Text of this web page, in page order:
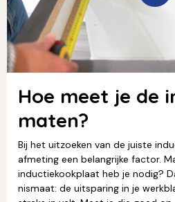
Hoe meet je de
maten?
Bij het uitzoeken van de juiste
afmeting een belangrijke factor.
inductiekookplaat heb je nodig?
nismaat: de uitsparing in je